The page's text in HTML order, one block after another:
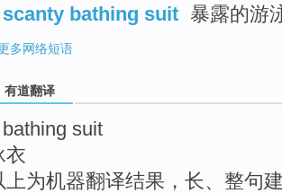
bathing suit 暴露的游
多网络短语
有道翻译
suit
衣
上为机器翻译结果，长、整句